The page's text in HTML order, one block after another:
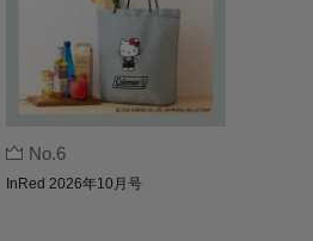
No.6
InRed 2026年10月号